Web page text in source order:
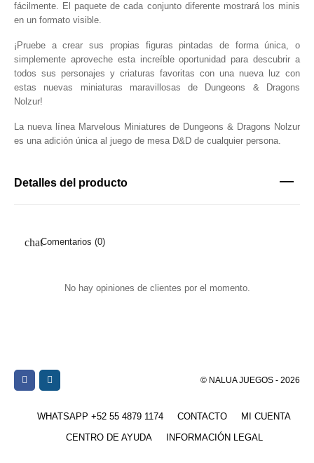
fácilmente. El paquete de cada conjunto diferente mostrará los minis
en un formato visible.
¡Pruebe a crear sus propias figuras pintadas de forma única, o
simplemente aproveche esta increíble oportunidad para descubrir a
todos sus personajes y criaturas favoritas con una nueva luz con
estas nuevas miniaturas maravillosas de Dungeons & Dragons
Nolzur!
La nueva línea Marvelous Miniatures de Dungeons & Dragons Nolzur
es una adición única al juego de mesa D&D de cualquier persona.
Detalles del producto
Comentarios (0)
No hay opiniones de clientes por el momento.
© NALUA JUEGOS - 2026
WHATSAPP +52 55 4879 1174 CONTACTO
MI CUENTA
CENTRO DE AYUDA
INFORMACIÓN LEGAL